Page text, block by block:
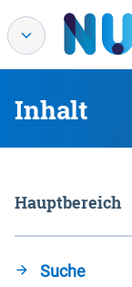
Inhalt
Hauptbereich
Suche